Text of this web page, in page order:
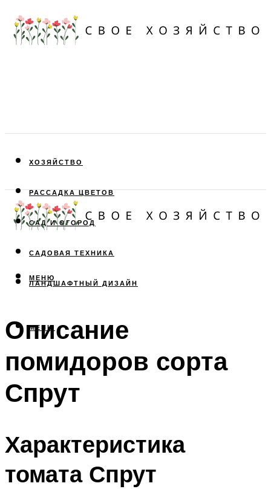
ХОЗЯЙСТВО
РАССАДКА ЦВЕТОВ
САД И ОГОРОД
САДОВАЯ ТЕХНИКА
ЛАНДШАФТНЫЙ ДИЗАЙН
МЕНЮ
МЕНЮ
Описание
помидоров сорта
Спрут
Характеристика
томата Спрут